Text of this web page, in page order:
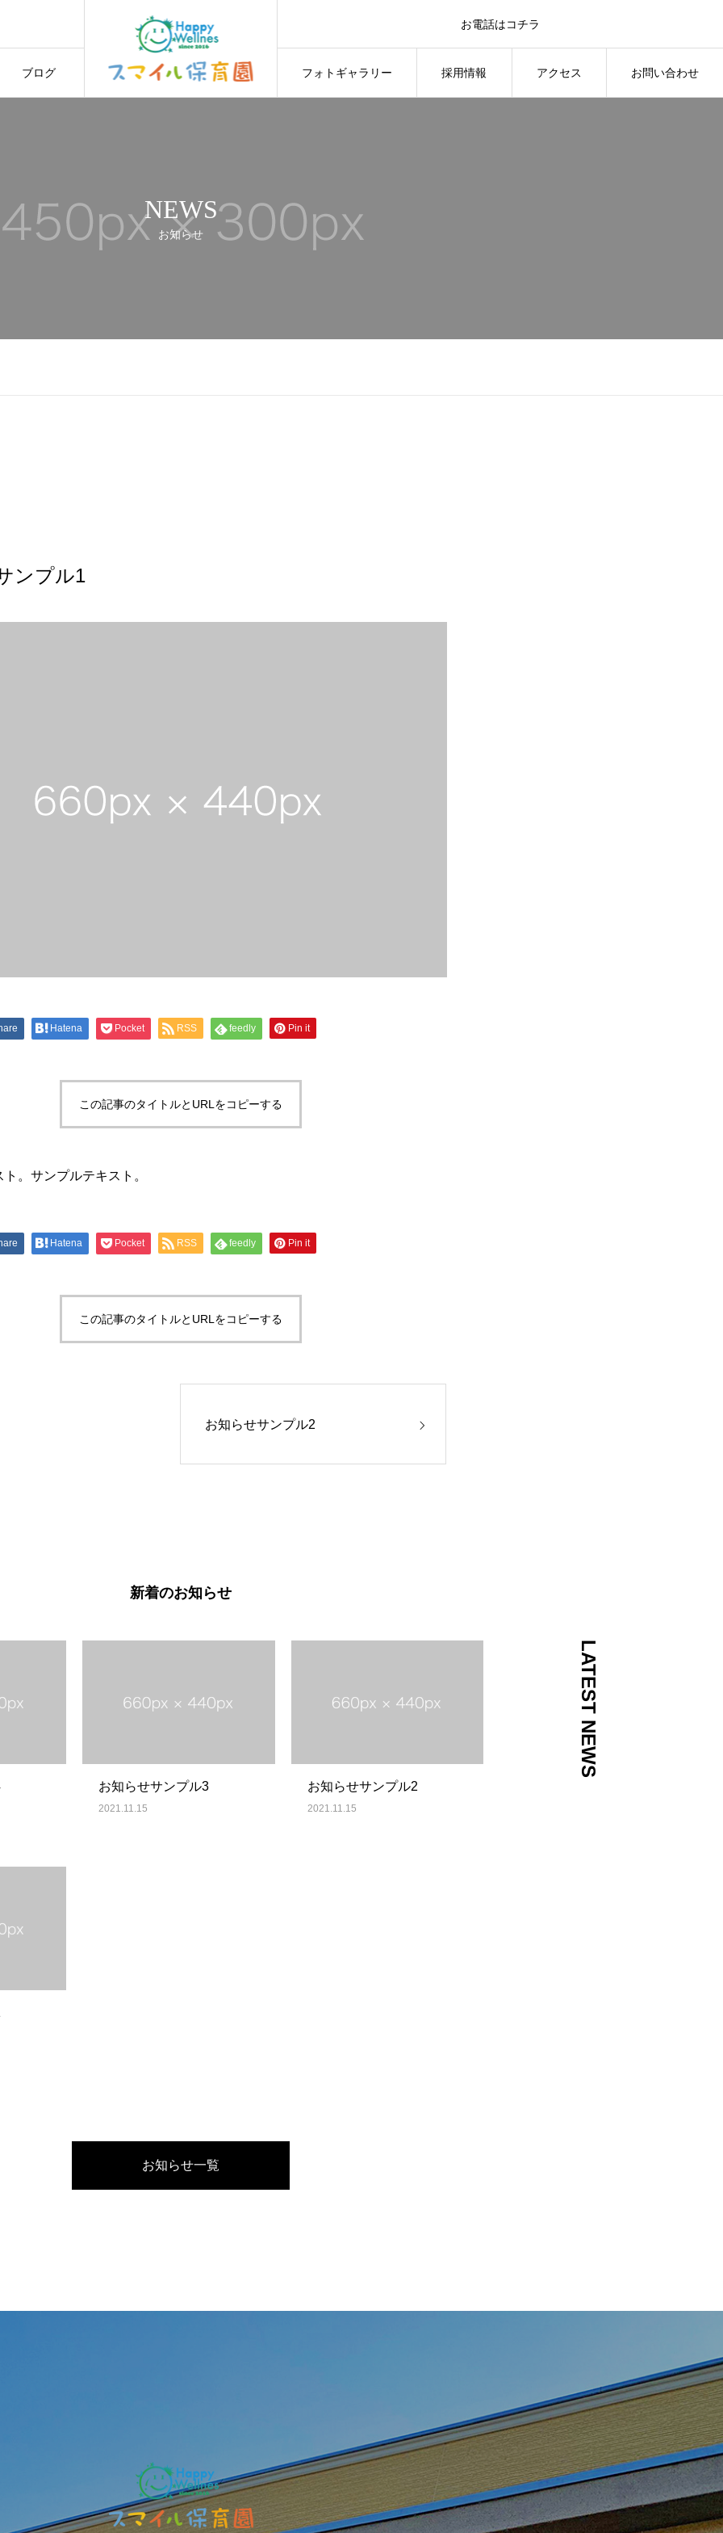
ブログ フォトギャラリー 採用情報 アクセス お問い合わせ
お電話はコチラ
NEWS
お知らせ
ンプル1
Hatena Pocket RSS feedly Pin it
この記事のタイトルとURLをコピーする
。サンプルテキスト。
Hatena Pocket RSS feedly Pin it
この記事のタイトルとURLをコピーする
お知らせサンプル2
LATEST NEWS
新着のお知らせ
お知らせサンプル3
2021.11.15
お知らせサンプル2
2021.11.15
お知らせ一覧